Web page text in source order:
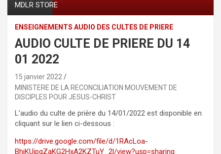
MDLR STORE
ENSEIGNEMENTS AUDIO DES CULTES DE PRIERE
AUDIO CULTE DE PRIERE DU 14
01 2022
15 janvier 2022
MINISTERE DE LA RECONCILIATION MOUVEMENT DE
DISCIPLES POUR JESUS-CHRIST
L’audio du culte de prière du 14/01/2022 est disponible en
cliquant sur le lien ci-dessous :
https://drive.google.com/file/d/1RAcLoa-
BhjKUipgZaKG2HxA2KZTuY_2l/view?usp=sharing